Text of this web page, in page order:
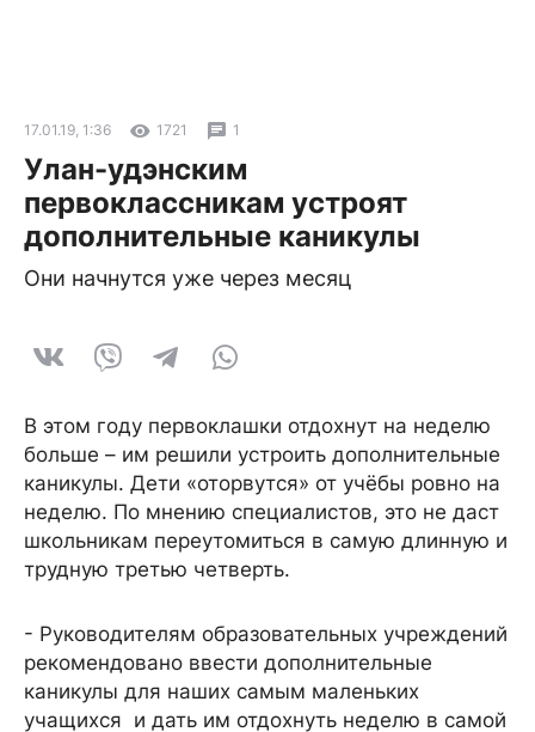
17.01.19, 1:36 1721 1
Улан-удэнским
первоклассникам устроят
дополнительные каникулы
Они начнутся уже через месяц
В этом году первоклашки отдохнут на неделю
больше – им решили устроить дополнительные
каникулы. Дети «оторвутся» от учёбы ровно на
неделю. По мнению специалистов, это не даст
школьникам переутомиться в самую длинную и
трудную третью четверть.
- Руководителям образовательных учреждений
рекомендовано ввести дополнительные
каникулы для наших самым маленьких
учащихся и дать им отдохнуть неделю в самой